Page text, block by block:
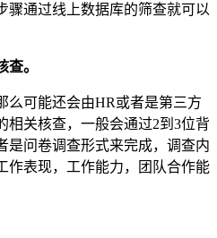
骤通过线上数据库的筛查就可以
。
么可能还会由HR或者是第三方
相关核查，一般会通过2到3位背
是问卷调查形式来完成，调查内
作表现，工作能力，团队合作能